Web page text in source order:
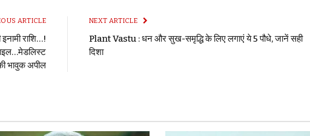
ARTICLE
राशि…!
भावुक अपील
NEXT ARTICLE
Plant Vastu : धन और सुख-समृद्धि के लिए लगाएं ये 5 पौधे, जानें सही
दिशा